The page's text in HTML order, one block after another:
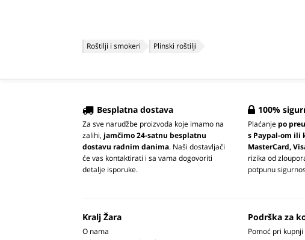
Roštilji i smokeri Plinski roštilji
Besplatna dostava
Za sve narudžbe proizvoda koje imamo na
zalihi, jamčimo 24-satnu besplatnu
dostavu radnim danima. Naši dostavljači
će vas kontaktirati i sa vama dogovoriti
detalje isporuke.
100%
Plaćanje po
s Paypal-om ili
MasterCard,
rizika od
potpunu
Kralj Žara
O nama
Podrška za
Pomoć pri kupnji